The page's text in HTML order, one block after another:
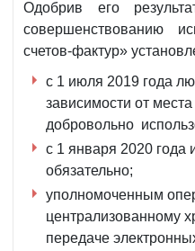
Одобрив его
совершенствованию
счетов-фактур»
с 1 июля 2019 года
зависимости от
добровольно
с 1 января 2020
обязательно;
уполномоченным
централизованному
передаче